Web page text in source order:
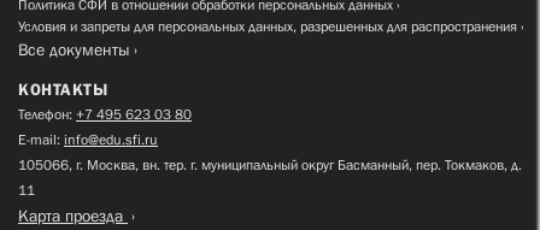
Политика СФИ в отношении обработки персональных данных
Условия и запреты для персональных данных, разрешенных для распространения
Все документы
КОНТАКТЫ
Телефон: +7 495 623 03 80
E-mail: info@edu.sfi.ru
105066, г. Москва, вн. тер. г. муниципальный округ Басманный, пер. Токмаков, д.
11
Карта проезда